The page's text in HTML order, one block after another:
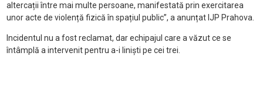
altercații între mai multe persoane, manifestată prin exercitarea
unor acte de violență fizică în spațiul public”, a anunțat IJP Prahova.
Incidentul nu a fost reclamat, dar echipajul care a văzut ce se
întâmplă a intervenit pentru a-i liniști pe cei trei.